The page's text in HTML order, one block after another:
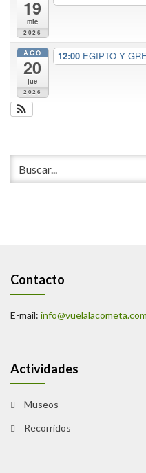
19
mié
2026
AGO
20
jue
2026
12:00 EGIPTO Y
Contacto
E-mail: info@vuelalacometa.com
Actividades
Museos
Recorridos